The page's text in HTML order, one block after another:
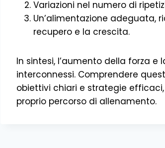
Variazioni nel numero di
Un’alimentazione adeguata,
recupero e la crescita.
In sintesi, l’aumento della forza
interconnessi. Comprendere
obiettivi chiari e strategie
proprio percorso di allenamento.